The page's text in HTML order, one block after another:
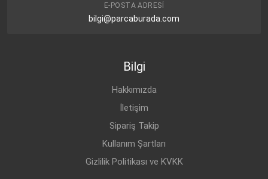
E-POSTA ADRESI
bilgi@parcaburada.com
Bilgi
Hakkımızda
İletişim
Sipariş Takip
Kullanım Şartları
Gizlilik Politikası ve KVKK